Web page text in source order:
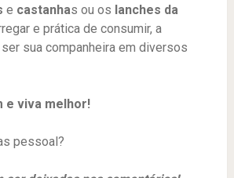
e castanhas ou os lanches da
e prática de consumir, a
sua companheira em diversos
e viva melhor!
pessoal?